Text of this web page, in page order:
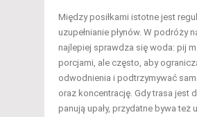
Między posiłkami istotne jest
uzupełnianie płynów. W podróży
najlepiej sprawdza się woda: pij
porcjami, ale często, aby
odwodnienia i podtrzymywać
oraz koncentrację. Gdy trasa jest
panują upały, przydatne bywa też